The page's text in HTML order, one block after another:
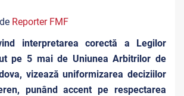
de Reporter FMF
interpretarea corectă a Legilor
pe 5 mai de Uniunea Arbitrilor de
vizează uniformizarea deciziilor
punând accent pe respectarea